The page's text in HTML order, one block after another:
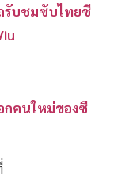
รับชมซับไทยซี
กคนใหม่ของซี